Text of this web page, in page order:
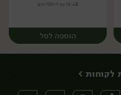
16.48 ₪ ל-100 גרם
הוספה לסל
לקוחות >